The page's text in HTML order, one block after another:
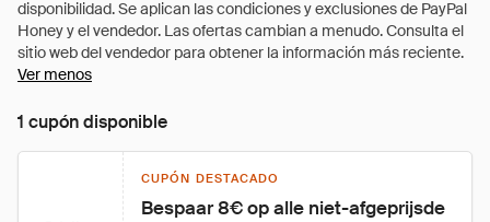
Ver menos
1 cupón disponible
CUPÓN DESTACADO
Bespaar 8€ op alle niet-afgeprijsde